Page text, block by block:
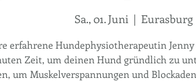
Sa., 01. Juni
  |
Eurasburg
erfahrene Hundephysiotherapeutin
Zeit, um deinen Hund gründlich zu
um Muskelverspannungen und